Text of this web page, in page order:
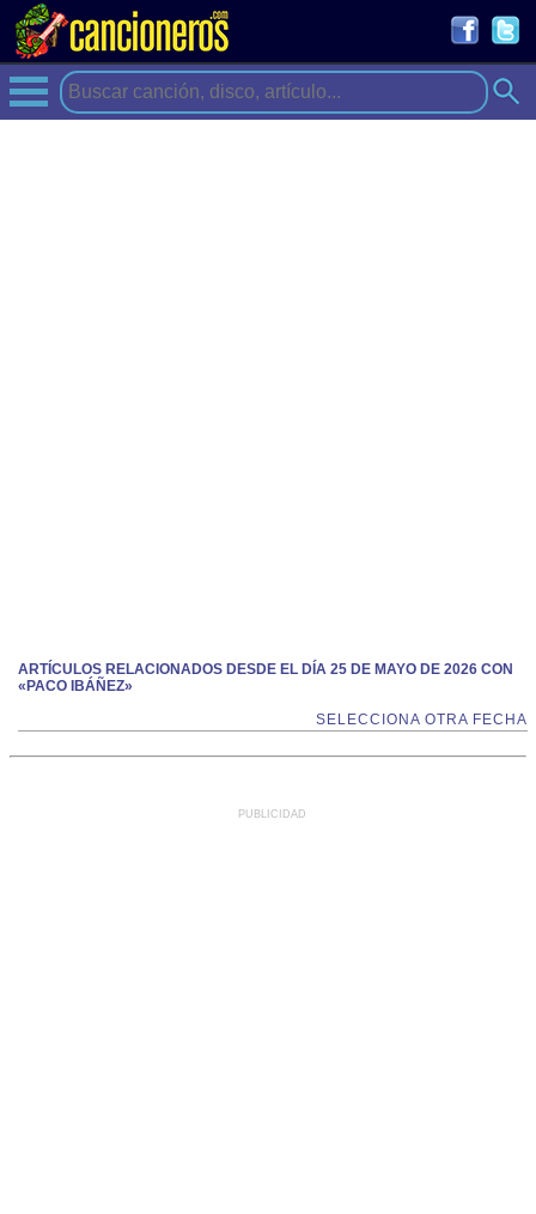
ARTÍCULOS RELACIONADOS DESDE EL DÍA 25 DE MAYO DE 2026 CON
«PACO IBÁÑEZ»
SELECCIONA OTRA FECHA
PUBLICIDAD